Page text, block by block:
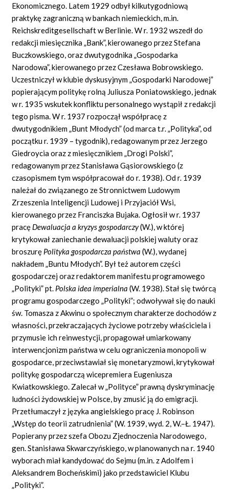
Ekonomicznego. Latem 1929 odbył kilkutygodniową
praktykę zagraniczną w bankach niemieckich, m.in.
Reichskreditgesellschaft w Berlinie. W r. 1932 wszedł do
redakcji miesięcznika „Bank”, kierowanego przez Stefana
Buczkowskiego, oraz dwutygodnika „Gospodarka
Narodowa”, kierowanego przez Czesława Bobrowskiego.
Uczestniczył w klubie dyskusyjnym „Gospodarki Narodowej”
popierającym politykę rolną Juliusza Poniatowskiego, jednak
w r. 1935 wskutek konfliktu personalnego wystąpił z redakcji
tego pisma. W r. 1937 rozpoczął współpracę z
dwutygodnikiem „Bunt Młodych” (od marca t.r. „Polityka”, od
początku r. 1939 – tygodnik), redagowanym przez Jerzego
Giedroycia oraz z miesięcznikiem „Drogi Polski”,
redagowanym przez Stanisława Gąsiorowskiego (z
czasopismem tym współpracował do r. 1938). Od r. 1939
należał do związanego ze Stronnictwem Ludowym
Zrzeszenia Inteligencji Ludowej i Przyjaciół Wsi,
kierowanego przez Franciszka Bujaka. Ogłosił w r. 1937
pracę Dewaluacja a kryzys gospodarczy(W.), w której
krytykował zaniechanie dewaluacji polskiej waluty oraz
broszurę Polityka gospodarcza państwa(W.), wydanej
nakładem „Buntu Młodych”. Był też autorem części
gospodarczej oraz redaktorem manifestu programowego
„Polityki” pt. Polska idea imperialna(W. 1938). Stał się twórcą
programu gospodarczego „Polityki”; odwoływał się do nauki
św. Tomasza z Akwinu o społecznym charakterze dochodów z
własności, przekraczających życiowe potrzeby właściciela i
przymusie ich reinwestycji, propagował umiarkowany
interwencjonizm państwa w celu ograniczenia monopoli w
gospodarce, przeciwstawiał się monetaryzmowi, krytykował
politykę gospodarczą wicepremiera Eugeniusza
Kwiatkowskiego. Zalecał w „Polityce” prawną dyskryminację
ludności żydowskiej w Polsce, by zmusić ją do emigracji.
Przetłumaczył z języka angielskiego pracę J. Robinson
„Wstęp do teorii zatrudnienia” (W. 1939, wyd. 2, W.–Ł. 1947).
Popierany przez szefa Obozu Zjednoczenia Narodowego,
gen. Stanisława Skwarczyńskiego, w planowanych na r. 1940
wyborach miał kandydować do Sejmu (m.in. z Adolfem i
Aleksandrem Bocheńskimi) jako przedstawiciel Klubu
„Polityki”.